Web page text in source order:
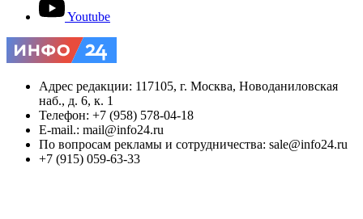
Youtube
Адрес редакции: 117105, г. Москва, Новоданиловская
наб., д. 6, к. 1
Телефон: +7 (958) 578-04-18
E-mail.: mail@info24.ru
По вопросам рекламы и сотрудничества: sale@info24.ru
+7 (915) 059-63-33